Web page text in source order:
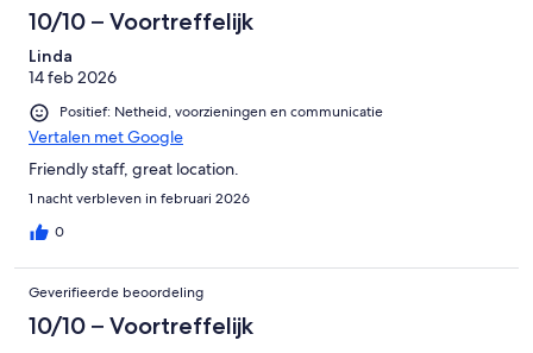
10/10 – Voortreffelijk
Linda
14 feb 2026
Positief: Netheid, voorzieningen en communicatie
Vertalen met Google
Friendly staff, great location.
1 nacht verbleven in februari 2026
0
Geverifieerde beoordeling
10/10 – Voortreffelijk